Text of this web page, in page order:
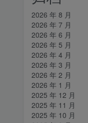
2026 年 8 月
2026 年 7 月
2026 年 6 月
2026 年 5 月
2026 年 4 月
2026 年 3 月
2026 年 2 月
2026 年 1 月
2025 年 12 月
2025 年 11 月
2025 年 10 月